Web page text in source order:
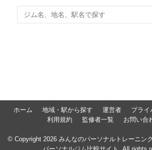
ホーム 地域・駅から探す 運営者
プライ
利用規約
監修者一覧 お問い合
© Copyright 2026 みんなのパーソナルトレーニン